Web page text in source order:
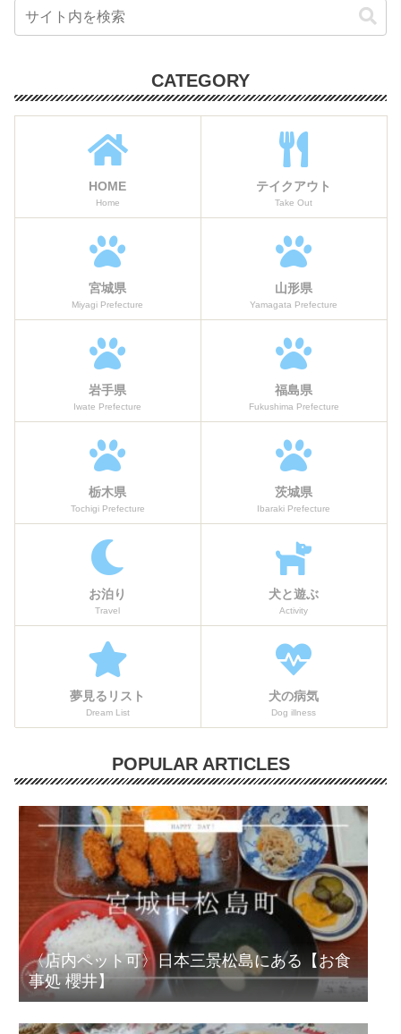
CATEGORY
HOME
Home
テイクアウト
Take Out
宮城県
Miyagi Prefecture
山形県
Yamagata Prefecture
岩手県
Iwate Prefecture
福島県
Fukushima Prefecture
栃木県
Tochigi Prefecture
茨城県
Ibaraki Prefecture
お泊り
Travel
犬と遊ぶ
Activity
夢見るリスト
Dream List
犬の病気
Dog illness
POPULAR ARTICLES
〈店内ペット可〉日本三景松島にある【お食
事処 櫻井】